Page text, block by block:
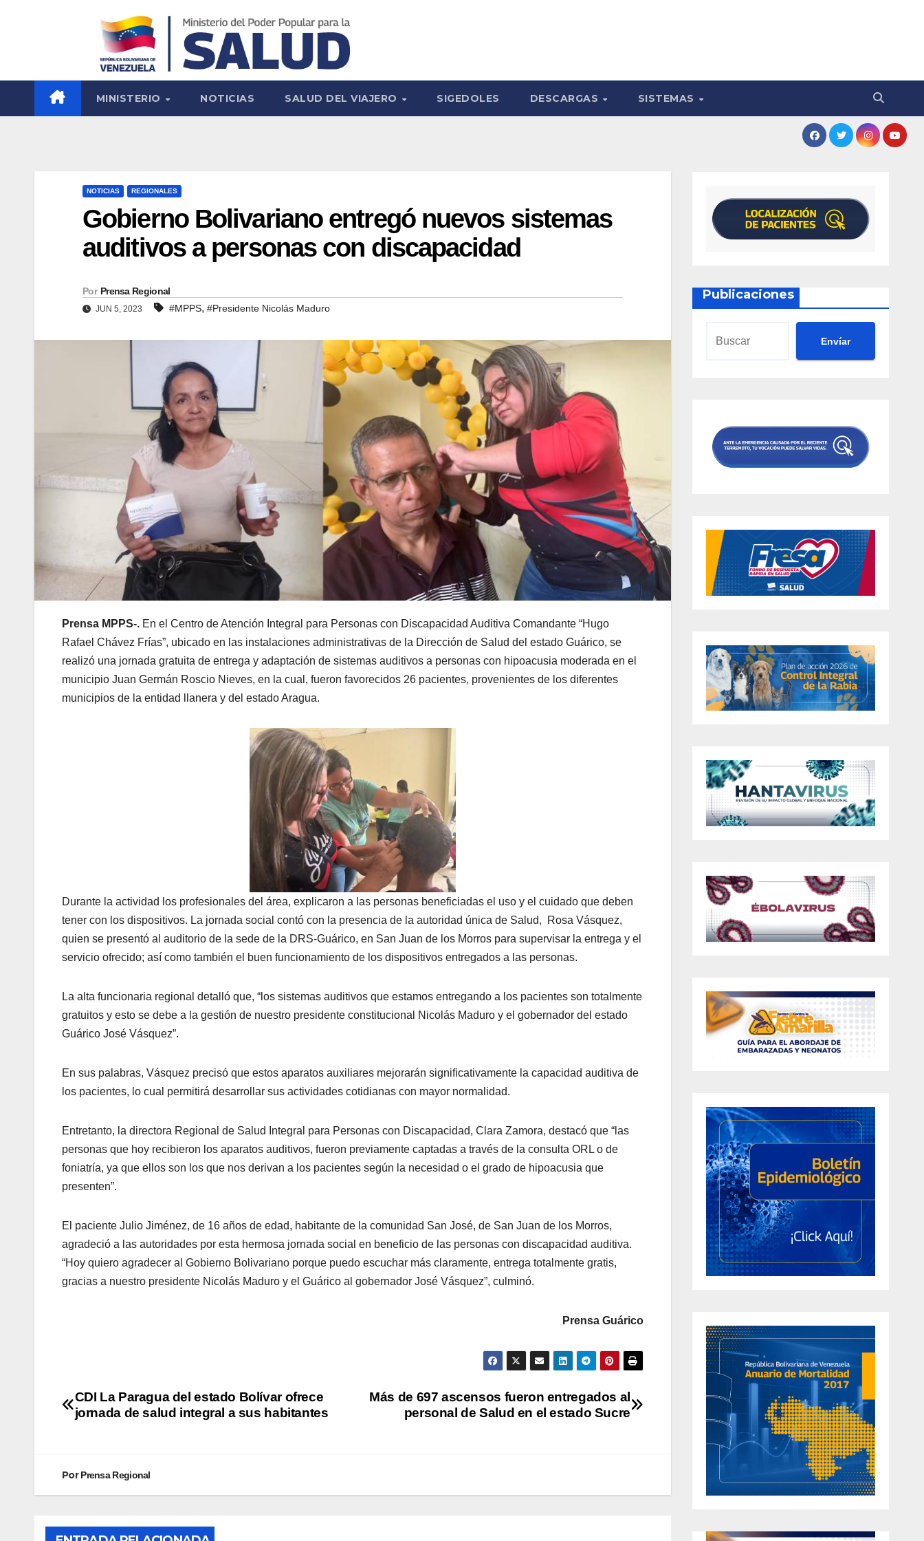
MINISTERIO NOTICIAS SALUD DEL VIAJERO SIGEDOLES DESCARGAS SISTEMAS
NOTICIAS REGIONALES
Gobierno Bolivariano entregó nuevos sistemas
auditivos a personas con discapacidad
Por Prensa Regional
JUN 5, 2023 #MPPS, #Presidente Nicolás Maduro
Prensa MPPS-. En el Centro de Atención Integral para Personas con Discapacidad Auditiva Comandante “Hugo
Rafael Chávez Frías”, ubicado en las instalaciones administrativas de la Dirección de Salud del estado Guárico, se
realizó una jornada gratuita de entrega y adaptación de sistemas auditivos a personas con hipoacusia moderada en el
municipio Juan Germán Roscio Nieves, en la cual, fueron favorecidos 26 pacientes, provenientes de los diferentes
municipios de la entidad llanera y del estado Aragua.
Durante la actividad los profesionales del área, explicaron a las personas beneficiadas el uso y el cuidado que deben
tener con los dispositivos. La jornada social contó con la presencia de la autoridad única de Salud, Rosa Vásquez,
quien se presentó al auditorio de la sede de la DRS-Guárico, en San Juan de los Morros para supervisar la entrega y el
servicio ofrecido; así como también el buen funcionamiento de los dispositivos entregados a las personas.
La alta funcionaria regional detalló que, “los sistemas auditivos que estamos entregando a los pacientes son totalmente
gratuitos y esto se debe a la gestión de nuestro presidente constitucional Nicolás Maduro y el gobernador del estado
Guárico José Vásquez”.
En sus palabras, Vásquez precisó que estos aparatos auxiliares mejorarán significativamente la capacidad auditiva de
los pacientes, lo cual permitirá desarrollar sus actividades cotidianas con mayor normalidad.
Entretanto, la directora Regional de Salud Integral para Personas con Discapacidad, Clara Zamora, destacó que “las
personas que hoy recibieron los aparatos auditivos, fueron previamente captadas a través de la consulta ORL o de
foniatría, ya que ellos son los que nos derivan a los pacientes según la necesidad o el grado de hipoacusia que
presenten”.
El paciente Julio Jiménez, de 16 años de edad, habitante de la comunidad San José, de San Juan de los Morros,
agradeció a las autoridades por esta hermosa jornada social en beneficio de las personas con discapacidad auditiva.
“Hoy quiero agradecer al Gobierno Bolivariano porque puedo escuchar más claramente, entrega totalmente gratis,
gracias a nuestro presidente Nicolás Maduro y el Guárico al gobernador José Vásquez”, culminó.
Prensa Guárico
Más de 697 ascensos fueron entregados al
personal de Salud en el estado Sucre
CDI La Paragua del estado Bolívar ofrece
jornada de salud integral a sus habitantes
PorPrensa Regional
Publicaciones
Envíar